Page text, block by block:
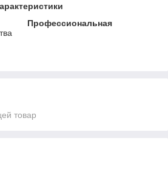
Профессиональная
товар